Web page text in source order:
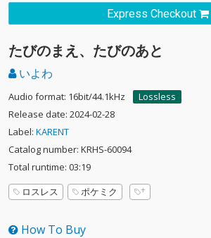
Express Checkout
たびのまえ、たびのあと
いよわ
Audio format: 16bit/44.1kHz
Lossless
Release date: 2024-02-28
Label: KARENT
Catalog number: KRHS-60094
Total runtime: 03:19
ロスレス
ポケミク
How To Buy